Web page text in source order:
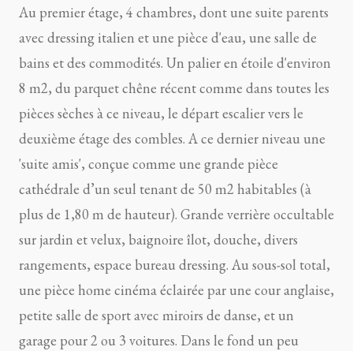
Au premier étage, 4 chambres, dont une suite parents
avec dressing italien et une pièce d'eau, une salle de
bains et des commodités. Un palier en étoile d'environ
8 m2, du parquet chêne récent comme dans toutes les
pièces sèches à ce niveau, le départ escalier vers le
deuxième étage des combles. A ce dernier niveau une
'suite amis', conçue comme une grande pièce
cathédrale d’un seul tenant de 50 m2 habitables (à
plus de 1,80 m de hauteur). Grande verrière occultable
sur jardin et velux, baignoire îlot, douche, divers
rangements, espace bureau dressing. Au sous-sol total,
une pièce home cinéma éclairée par une cour anglaise,
petite salle de sport avec miroirs de danse, et un
garage pour 2 ou 3 voitures. Dans le fond un peu